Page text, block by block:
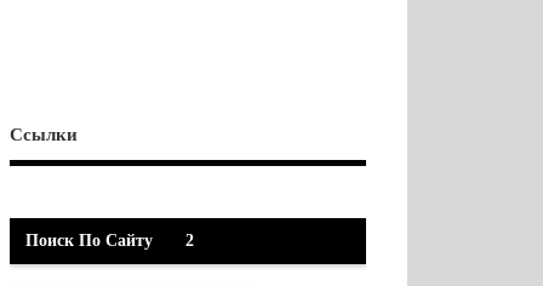
Ссылки
Поиск По Сайту 2